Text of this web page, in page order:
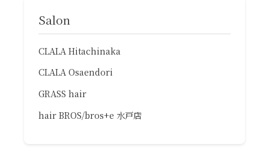
Salon
CLALA Hitachinaka
CLALA Osaendori
GRASS hair
hair BROS/bros+e 水戸店